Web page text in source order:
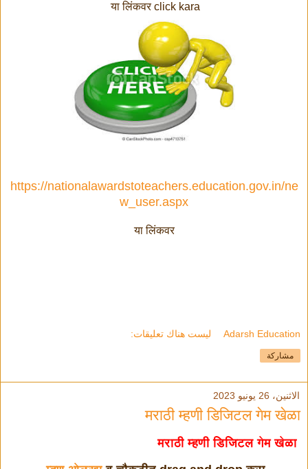
या लिंकवर click kara
https://nationalawardstoteachers.education.gov.in/ne
w_user.aspx
या लिंकवर
Adarsh Education ليست هناك تعليقات:
مشاركة
الاثنين، 26 يونيو 2023
मराठी म्हणी डिजिटल गेम खेळा